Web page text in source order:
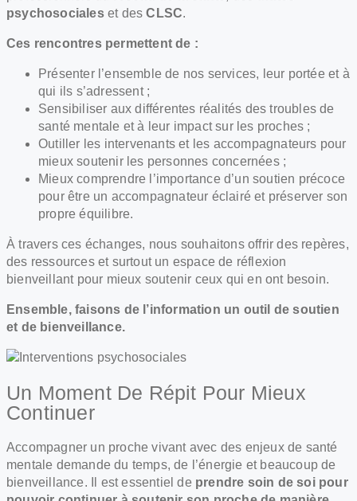
psychosocialeset desCLSC.
Ces rencontres permettent de :
Présenter l’ensemble de nos services, leur portée et à
qui ils s’adressent ;
Sensibiliser aux différentes réalités des troubles de
santé mentale et à leur impact sur les proches ;
Outiller les intervenants et les accompagnateurs pour
mieux soutenir les personnes concernées ;
Mieux comprendre l’importance d’un soutien précoce
pour être un accompagnateur éclairé et préserver son
propre équilibre.
À travers ces échanges, nous souhaitons offrir des repères,
des ressources et surtout un espace de réflexion
bienveillant pour mieux soutenir ceux qui en ont besoin.
Ensemble, faisons de l’information un outil de soutien
et de bienveillance.
Un Moment De Répit Pour Mieux
Continuer
Accompagner un proche vivant avec des enjeux de santé
mentale demande du temps, de l’énergie et beaucoup de
bienveillance. Il est essentiel de prendre soin de soi pour